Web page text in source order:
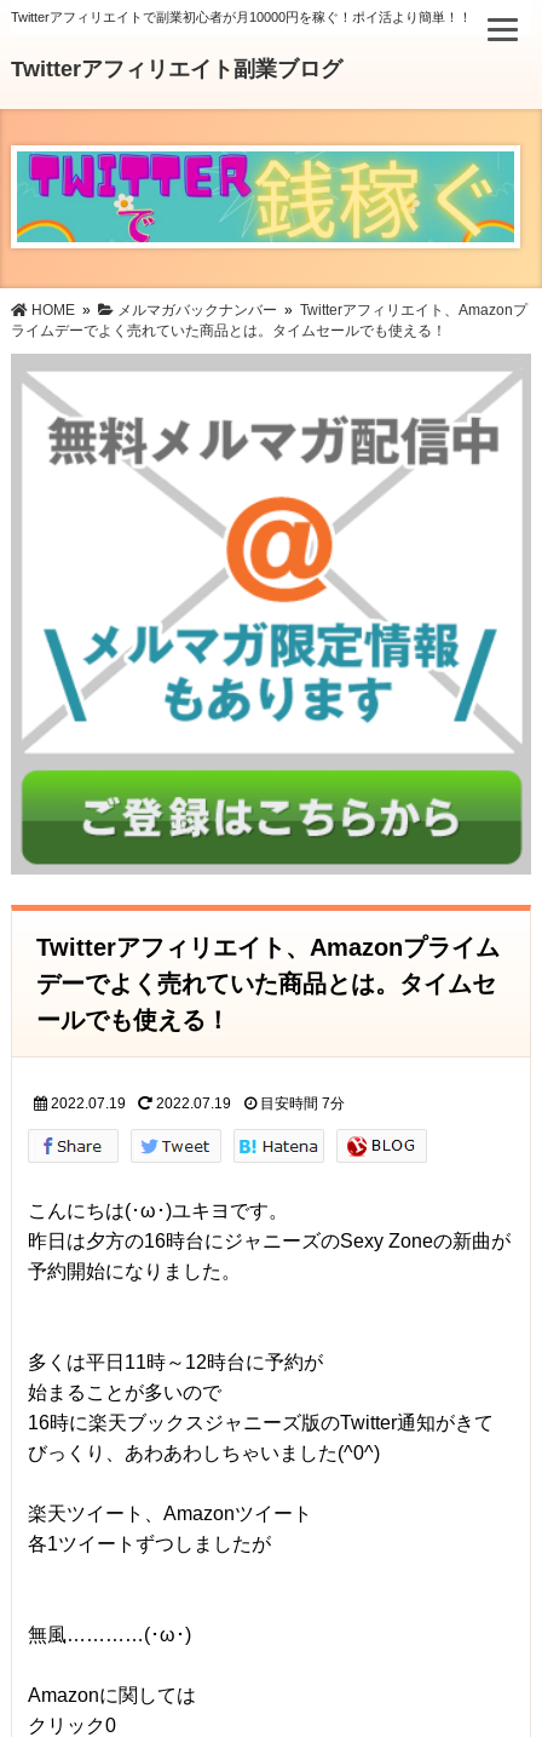
Twitterアフィリエイトで副業初心者が月10000円を稼ぐ！ポイ活より簡単！！
Twitterアフィリエイト副業ブログ
HOME» メルマガバックナンバー » Twitterアフィリエイト、Amazonプ
ライムデーでよく売れていた商品とは。タイムセールでも使える！
Twitterアフィリエイト、Amazonプライム
デーでよく売れていた商品とは。タイムセ
ールでも使える！
2022.07.19 2022.07.19 目安時間 7分
こんにちは(･ω･)ユキヨです。
昨日は夕方の16時台にジャニーズのSexy Zoneの新曲が
予約開始になりました。
多くは平日11時～12時台に予約が
始まることが多いので
16時に楽天ブックスジャニーズ版のTwitter通知がきて
びっくり、あわあわしちゃいました(^0^)
楽天ツイート、Amazonツイート
各1ツイートずつしましたが
無風…………(･ω･)
Amazonに関しては
クリック0